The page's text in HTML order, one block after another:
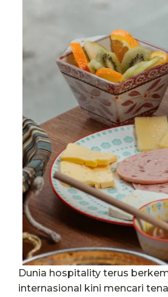
Dunia hospitality terus
internasional kini mencari